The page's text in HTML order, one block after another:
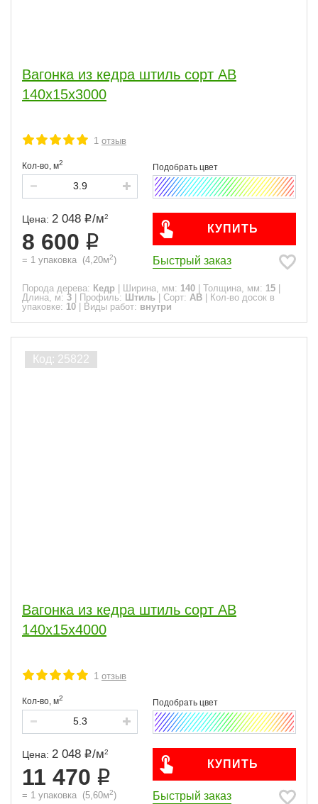
Вагонка из кедра штиль сорт АВ
140x15x3000
1 отзыв
Кол-во, м2
Цена: 2 048 /м2
8 600
= 1 упаковка (4,20м2)
КУПИТЬ
Быстрый заказ
Порода дерева: Кедр Ширина, мм: 140 Толщина, мм: 15
Длина, м: 3 Профиль: Штиль Сорт: АВ
Кол-во досок в
упаковке: 10 Виды работ: внутри
Вагонка из кедра штиль сорт АВ
140x15x4000
1 отзыв
Кол-во, м2
Цена: 2 048 /м2
11 470
= 1 упаковка (5,60м2)
КУПИТЬ
Быстрый заказ